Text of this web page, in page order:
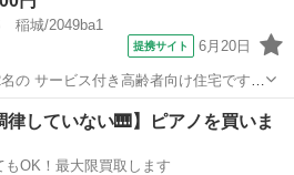
稲城/2049ba1
提携サイト 6月20日
サービス付き高齢者向け住宅です。
と、 近隣にお住いのご利用者さま宅に
パー
律していない🎹】ピアノを買いま
もOK！最大限買取します